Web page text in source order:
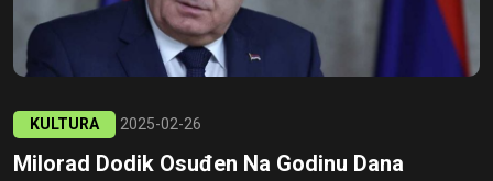
KULTURA 2025-02-26
Milorad Dodik Osuđen Na Godinu Dana